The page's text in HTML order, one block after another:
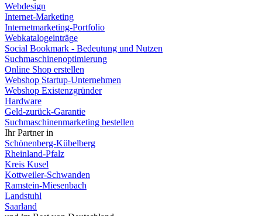
Webdesign
Internet-Marketing
Internetmarketing-Portfolio
Webkatalogeinträge
Social Bookmark - Bedeutung und Nutzen
Suchmaschinenoptimierung
Online Shop erstellen
Webshop Startup-Unternehmen
Webshop Existenzgründer
Hardware
Geld-zurück-Garantie
Suchmaschinenmarketing bestellen
Ihr Partner in
Schönenberg-Kübelberg
Rheinland-Pfalz
Kreis Kusel
Kottweiler-Schwanden
Ramstein-Miesenbach
Landstuhl
Saarland